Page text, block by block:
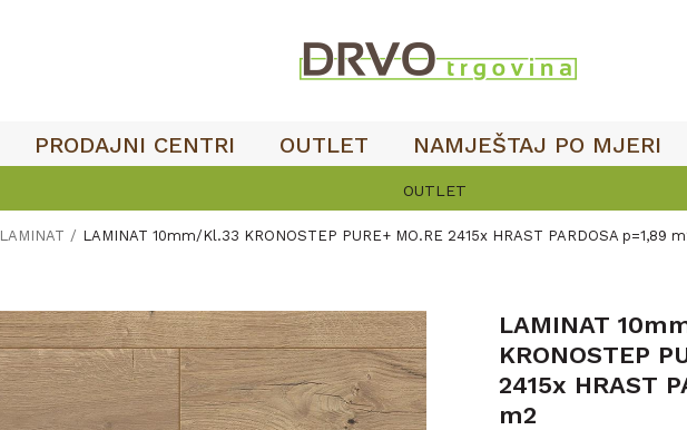
PRODAJNI CENTRI OUTLET NAMJEŠTAJ PO MJERI
LAMINAT LAMINAT 10mm/Kl.33 KRONOSTEP PURE+ MO.RE 2415x HRAST PARDOSA p=1,89
LAMINAT
KRONOSTEP
2415x HRAST
m2